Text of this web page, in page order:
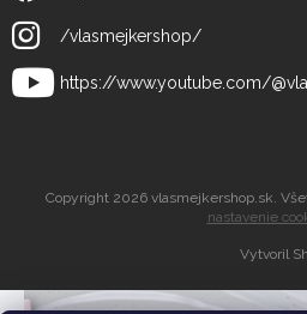
/vlasmejkershop/
https://www.youtube.com/
Vytvoril
Copyright 2026 vlasmejkershop.sk .
nastavenie